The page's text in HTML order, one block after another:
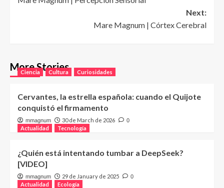
navigation
Next:
Mare Magnum | Córtex Cerebral
More Stories
Ciencia Cultura Curiosidades
Cervantes, la estrella española: cuando el Quijote
conquistó el firmamento
mmagnum 30 de March de 2026 0
Actualidad Tecnología
¿Quién está intentando tumbar a DeepSeek?
[VIDEO]
mmagnum 29 de January de 2025 0
Actualidad Ecología